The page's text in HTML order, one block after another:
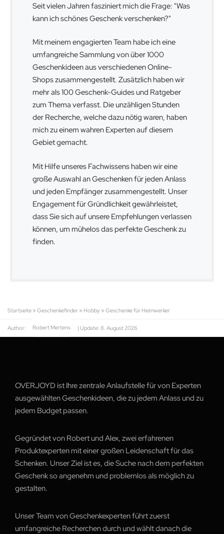
Seit vielen Jahren fasziniert mich die Frage: "Was
kann ich schönes Geschenk verschenken?"
Mit meinem engagierten Team habe ich eine
umfangreiche Sammlung von über 1000
Geschenkideen aus verschiedenen Online-
Shops zusammengestellt. Zusätzlich haben wir
mehr als 100 Geschenk-Guides und Ratgeber
zum Thema verfasst. Die unzähligen Stunden
der Recherche, welche dazu nötig waren, haben
mich zu einem wahren Experten auf diesem
Gebiet gemacht.
Mit Hilfe unseres Fachwissens haben wir eine
große Auswahl an Geschenken für jeden Anlass
und jeden Empfänger zusammengestellt. Unser
Engagement für Gründlichkeit gewährleistet,
dass Sie sich auf unsere Empfehlungen verlassen
können, um mühelos das perfekte Geschenk zu
finden.
Startseite » Geschenkefinder » Hobby » Geschenke für Heimwerker
Author: Robert Mertens | Update: 8. August 2026
OVERJOYD ist Ihre zentrale Anlaufstelle für von Experten
ausgewählten Geschenkideen, die zu jedem Anlass und zu
jedem Budget passen.
Gegründet von Robert und Alex, zwei erfahrenen
Produktexperten mit einer großen Leidenschaft für das
Schenken. Unser Ziel ist es, die Suche nach dem perfekten
Geschenk so angenehm und problemlos als möglich zu
gestalten.
Unser Team von Geschenkexperten führt zuerst
umfangreiche Recherchen durch und wählt danach die